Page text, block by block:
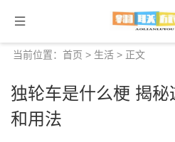
当前位置： 首页 > 生活 > 正文
独轮车是什么梗 揭
和用法